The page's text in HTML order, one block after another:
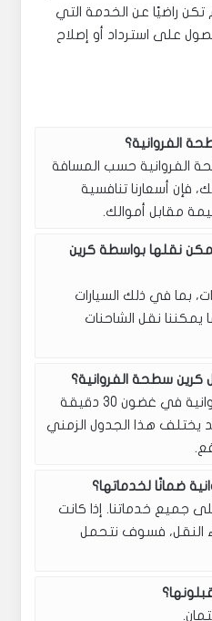
تكن راضيًا عن الخدمة التي
على استرداد أو إصلاح
الفروانية؟
الفروانية حسب المسافة
فإن أسعارنا تنافسية
مقابل أموالك.
نقلها بواسطة كرين
بما في ذلك السيارات
يمكننا نقل الشاحنات
سطحة الفروانية؟
عادة ما يصل كرين سطحة الفروانية في غضون 30 دقيقة
هذا الجدول الزمني
ضمانًا لخدماتها؟
جميع خدماتنا. إذا كانت
النقل، فسوف نتحمل